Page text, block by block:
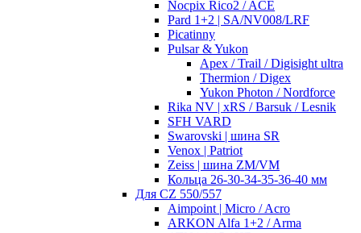
Nocpix Rico2 / ACE
Pard 1+2 | SA/NV008/LRF
Picatinny
Pulsar & Yukon
Apex / Trail / Digisight ultra
Thermion / Digex
Yukon Photon / Nordforce
Rika NV | xRS / Barsuk / Lesnik
SFH VARD
Swarovski | шина SR
Venox | Patriot
Zeiss | шина ZM/VM
Кольца 26-30-34-35-36-40 мм
Для CZ 550/557
Aimpoint | Micro / Acro
ARKON Alfa 1+2 / Arma